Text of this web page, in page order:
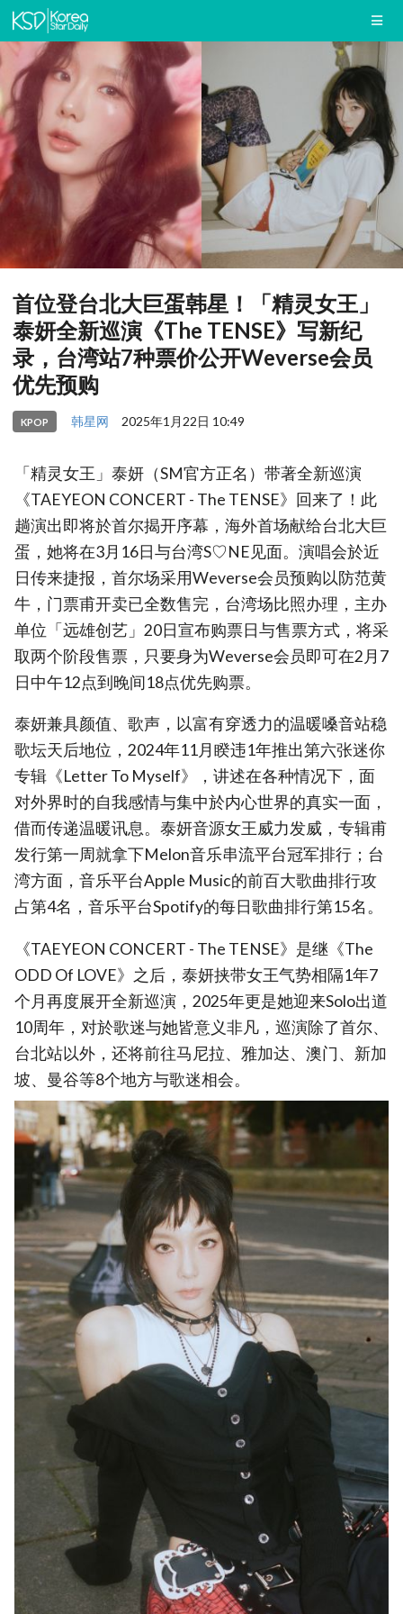
首位登台北大巨蛋韩星！「精灵女王」
泰妍全新巡演《The TENSE》写新纪
录，台湾站7种票价公开Weverse会员
优先预购
KPOP 韩星网 2025年1月22日 10:49
「精灵女王」泰妍（SM官方正名）带著全新巡演
《TAEYEON CONCERT - The TENSE》回来了！此
趟演出即将於首尔揭开序幕，海外首场献给台北大巨
蛋，她将在3月16日与台湾S♡NE见面。演唱会於近
日传来捷报，首尔场采用Weverse会员预购以防范黄
牛，门票甫开卖已全数售完，台湾场比照办理，主办
单位「远雄创艺」20日宣布购票日与售票方式，将采
取两个阶段售票，只要身为Weverse会员即可在2月7
日中午12点到晚间18点优先购票。
泰妍兼具颜值、歌声，以富有穿透力的温暖嗓音站稳
歌坛天后地位，2024年11月睽违1年推出第六张迷你
专辑《Letter To Myself》，讲述在各种情况下，面
对外界时的自我感情与集中於内心世界的真实一面，
借而传递温暖讯息。泰妍音源女王威力发威，专辑甫
发行第一周就拿下Melon音乐串流平台冠军排行；台
湾方面，音乐平台Apple Music的前百大歌曲排行攻
占第4名，音乐平台Spotify的每日歌曲排行第15名。
《TAEYEON CONCERT - The TENSE》是继《The
ODD Of LOVE》之后，泰妍挟带女王气势相隔1年7
个月再度展开全新巡演，2025年更是她迎来Solo出道
10周年，对於歌迷与她皆意义非凡，巡演除了首尔、
台北站以外，还将前往马尼拉、雅加达、澳门、新加
坡、曼谷等8个地方与歌迷相会。